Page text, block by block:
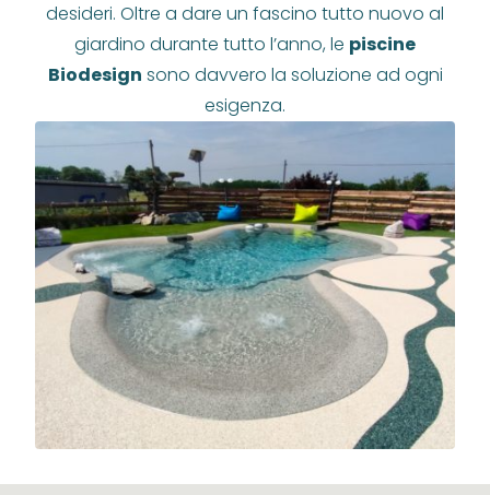
desideri. Oltre a dare un fascino tutto nuovo al
giardino durante tutto l’anno, le piscine
Biodesign sono davvero la soluzione ad ogni
esigenza.